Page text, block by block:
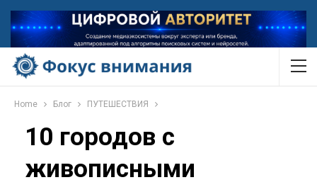
Home Блог ПУТЕШЕСТВИЯ
10 городов с
живописными